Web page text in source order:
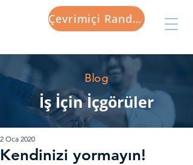
Çevrimiçi Randevu
Blog
İş İçin İçgörüler
Kendinizi yormayın!
2 Oca 2020